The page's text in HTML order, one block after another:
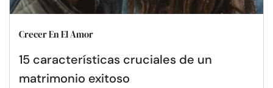
Crecer En El Amor
15 características cruciales de un
matrimonio exitoso